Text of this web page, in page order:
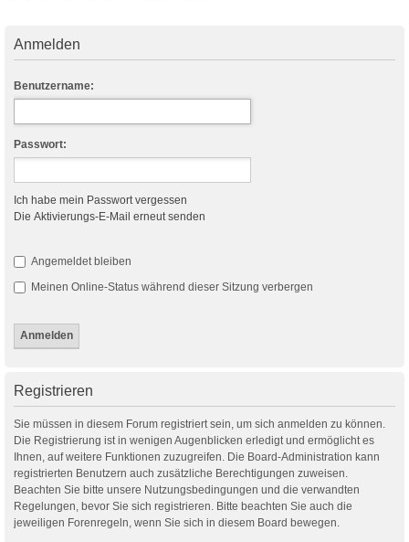
Anmelden
Benutzername:
Passwort:
Ich habe mein Passwort vergessen
Die Aktivierungs-E-Mail erneut senden
Angemeldet bleiben
Meinen Online-Status während dieser Sitzung verbergen
Registrieren
Sie müssen in diesem Forum registriert sein, um sich anmelden zu können.
Die Registrierung ist in wenigen Augenblicken erledigt und ermöglicht es
Ihnen, auf weitere Funktionen zuzugreifen. Die Board-Administration kann
registrierten Benutzern auch zusätzliche Berechtigungen zuweisen.
Beachten Sie bitte unsere Nutzungsbedingungen und die verwandten
Regelungen, bevor Sie sich registrieren. Bitte beachten Sie auch die
jeweiligen Forenregeln, wenn Sie sich in diesem Board bewegen.